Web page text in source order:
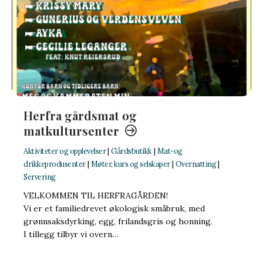
Herfra gårdsmat og
matkultursenter
Aktiviteter og opplevelser| Gårdsbutikk| Mat-og
drikkeprodusenter| Møter, kurs og selskaper| Overnatting|
Servering
VELKOMMEN TIL HERFRAGÅRDEN!
Vi er et familiedrevet økologisk småbruk, med
grønnsaksdyrking, egg, frilandsgris og honning.
I tillegg tilbyr vi overn…